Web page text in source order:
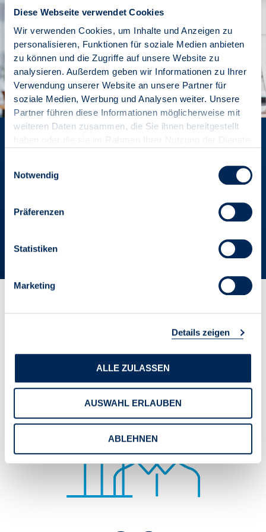
Diese Webseite verwendet Cookies
Wir verwenden Cookies, um Inhalte und Anzeigen zu
personalisieren, Funktionen für soziale Medien anbieten
zu können und die Zugriffe auf unsere Website zu
analysieren. Außerdem geben wir Informationen zu Ihrer
Verwendung unserer Website an unsere Partner für
soziale Medien, Werbung und Analysen weiter. Unsere
Partner führen diese Informationen möglicherweise mit
weiteren Daten zusammen, die Sie ihnen bereitgestellt
haben oder die sie im Rahmen Ihrer Nutzung der Dienste
Notwendig
Präferenzen
Statistiken
Marketing
Details zeigen
ALLE ZULASSEN
AUSWAHL ERLAUBEN
ABLEHNEN
Mitglied werden und Vorteile
genießen
Gütesiegel für Professionalität anerkannt und damit Garant
für Ihre Kompetenz und Seriosität.
Zahlen & Fakten des